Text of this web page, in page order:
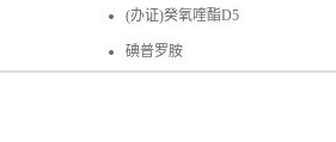
(办证)癸氧喹酯D5
碘普罗胺